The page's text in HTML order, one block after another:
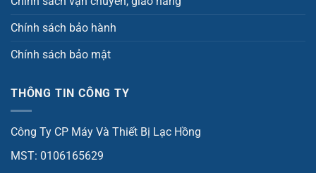
Chính sách bảo hành
Chính sách bảo mật
THÔNG TIN CÔNG TY
Công Ty CP Máy Và Thiết Bị Lạc Hồng
MST: 0106165629